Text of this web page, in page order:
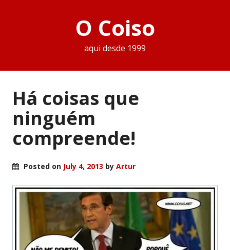
O Coiso
aqui desde 1999
Há coisas que
ninguém
compreende!
Posted on July 4, 2013 by Artur